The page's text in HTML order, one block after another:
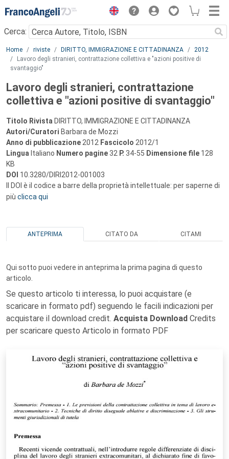
Menu
Cerca:
Main content
Home riviste DIRITTO, IMMIGRAZIONE E CITTADINANZA
2012
Lavoro degli stranieri, contrattazione collettiva e "azioni positive di
svantaggio"
Lavoro degli stranieri, contrattazione
collettiva e "azioni positive di svantaggio"
Titolo Rivista DIRITTO, IMMIGRAZIONE E CITTADINANZA
Autori/Curatori Barbara de Mozzi
Anno di pubblicazione 2012 Fascicolo 2012/1
Lingua Italiano Numero pagine 32 P. 34-55 Dimensione file 128
KB
DOI 10.3280/DIRI2012-001003
Il DOI è il codice a barre della proprietà intellettuale: per saperne di
più clicca qui
ANTEPRIMA CITATO DA CITAMI
Qui sotto puoi vedere in anteprima la prima pagina di questo
articolo.
Se questo articolo ti interessa, lo puoi acquistare (e
scaricare in formato pdf) seguendo le facili indicazioni per
acquistare il download credit. Acquista Download Credits
per scaricare questo Articolo in formato PDF